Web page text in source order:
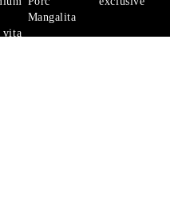
vita
Mangalita